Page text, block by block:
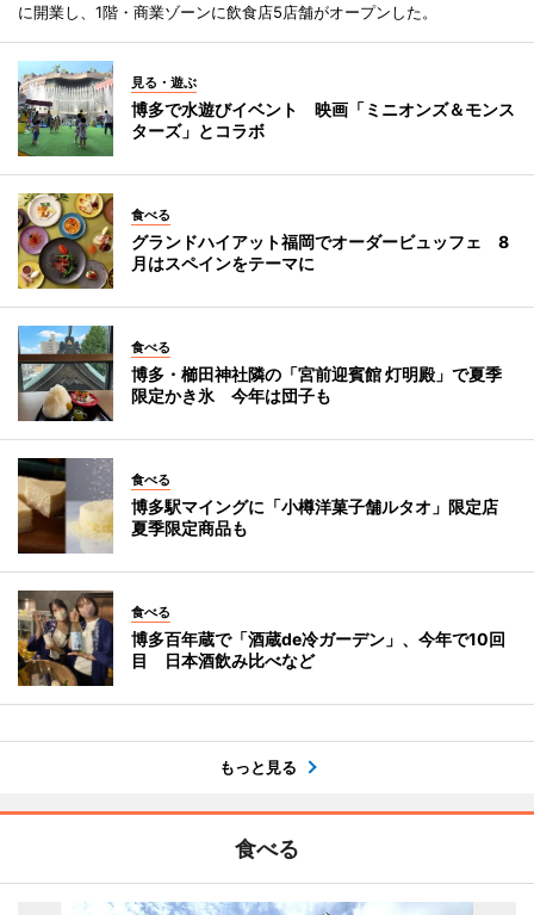
に開業し、1階・商業ゾーンに飲食店5店舗がオープンした。
見る・遊ぶ
博多で水遊びイベント 映画「ミニオンズ＆モンス
ターズ」とコラボ
食べる
グランドハイアット福岡でオーダービュッフェ 8
月はスペインをテーマに
食べる
博多・櫛田神社隣の「宮前迎賓館 灯明殿」で夏季
限定かき氷 今年は団子も
食べる
博多駅マイングに「小樽洋菓子舗ルタオ」限定店
夏季限定商品も
食べる
博多百年蔵で「酒蔵de冷ガーデン」、今年で10回
目 日本酒飲み比べなど
もっと見る
食べる